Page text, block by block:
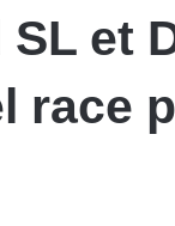
et
race